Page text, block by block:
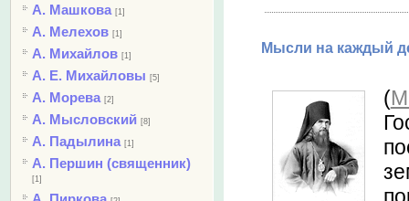
А. Машкова [1]
А. Мелехов [1]
А. Михайлов [1]
А. Е. Михайловы [5]
А. Морева [2]
А. Мысловский [8]
А. Падылина [1]
А. Першин (священник)
[1]
Мысли на каждый
(